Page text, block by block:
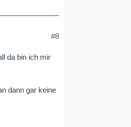
#8
da bin ich mir
dann gar keine